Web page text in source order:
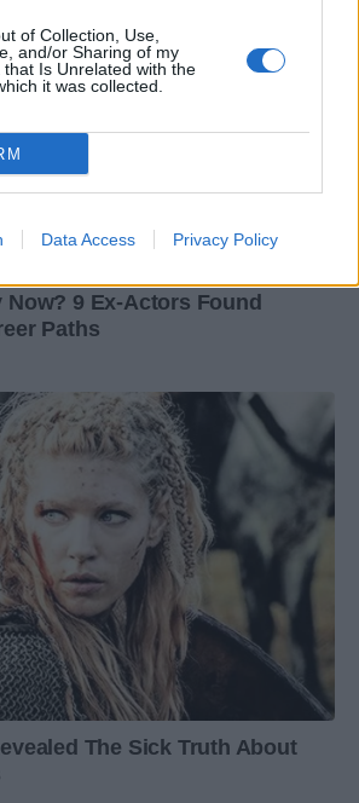
of Collection, Use,
and/or Sharing of my
that Is Unrelated with the
it was collected.
Data Access Privacy Policy